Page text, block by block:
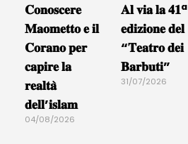
𝐂𝐨𝐧𝐨𝐬𝐜𝐞𝐫𝐞
𝐌𝐚𝐨𝐦𝐞𝐭𝐭𝐨 𝐞 𝐢𝐥
𝐂𝐨𝐫𝐚𝐧𝐨 𝐩𝐞𝐫
𝐜𝐚𝐩𝐢𝐫𝐞 𝐥𝐚
𝐫𝐞𝐚𝐥𝐭𝐚̀
𝐝𝐞𝐥𝐥’𝐢𝐬𝐥𝐚𝐦
04/08/2026
𝐀𝐥 𝐯𝐢𝐚 𝐥𝐚 𝟒𝟏ª
𝐞𝐝𝐢𝐳𝐢𝐨𝐧𝐞 𝐝𝐞𝐥
“𝐓𝐞𝐚𝐭𝐫𝐨 𝐝𝐞𝐢
𝐁𝐚𝐫𝐛𝐮𝐭𝐢”
31/07/2026